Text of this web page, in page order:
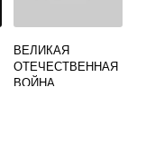
ВЕЛИКАЯ
ОТЕЧЕСТВЕННАЯ
ВОЙНА